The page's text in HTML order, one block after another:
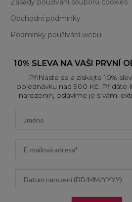
Zásady používání souborů cookies
Obchodní podmínky
Podmínky používání webu
10% SLEVA NA VAŠI PRVNÍ
Přihlaste se a získejte 10%
objednávku nad 900 Kč. Přidáte-
narozenin, oslavíme je s vámi